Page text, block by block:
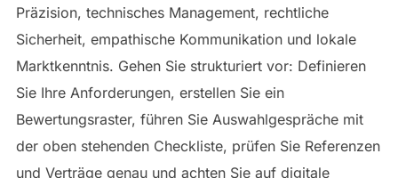
Präzision, technisches Management, rechtliche
Sicherheit, empathische Kommunikation und lokale
Marktkenntnis. Gehen Sie strukturiert vor: Definieren
Sie Ihre Anforderungen, erstellen Sie ein
Bewertungsraster, führen Sie Auswahlgespräche mit
der oben stehenden Checkliste, prüfen Sie Referenzen
und Verträge genau und achten Sie auf digitale